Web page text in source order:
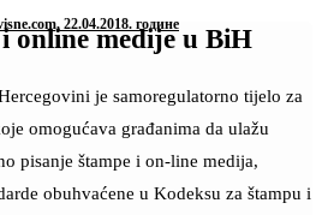
22.04.2018. године
online medije u BiH
je samoregulatorno tijelo za
omogućava građanima da ulažu
pisanje štampe i on-line medija,
obuhvaćene u Kodeksu za štampu i